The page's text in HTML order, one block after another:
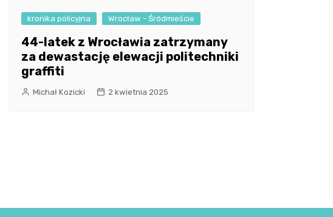
kronika policyjna Wrocław - Śródmieście
44-latek z Wrocławia zatrzymany
za dewastację elewacji politechniki
graffiti
Michał Kozicki 2 kwietnia 2025